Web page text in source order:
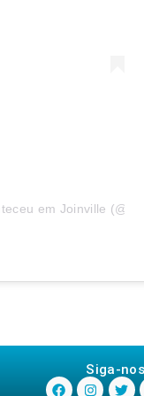
em Joinville
Siga-